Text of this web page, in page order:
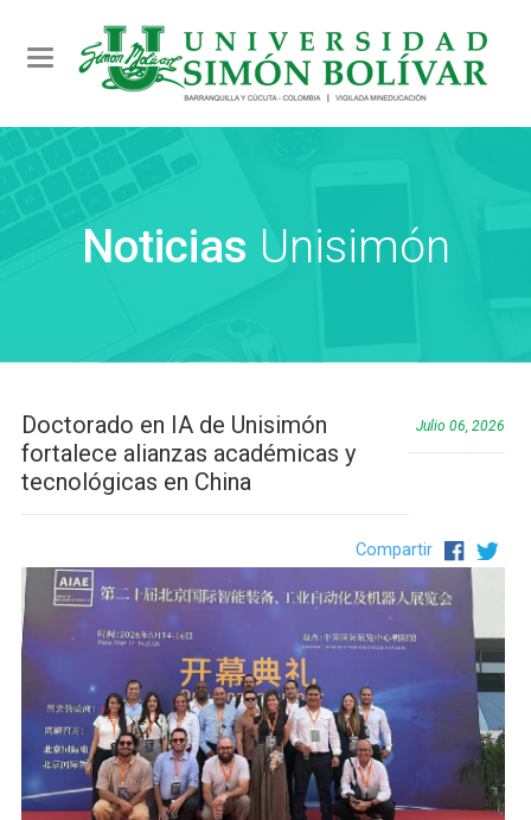
Toggle navigation
Noticias Unisimón
Doctorado en IA de Unisimón
fortalece alianzas académicas y
tecnológicas en China
Julio 06, 2026
Compartir